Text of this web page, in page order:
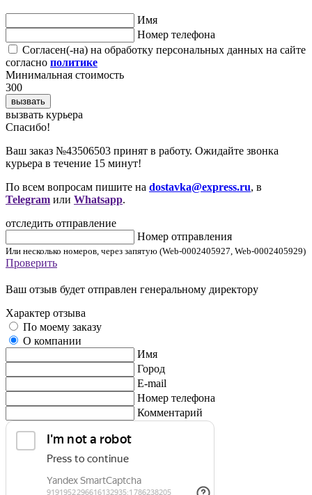
Имя
Номер телефона
Согласен(-на) на обработку персональных данных на сайте
согласно политике
Минимальная стоимость
300
вызвать
вызвать курьера
Cпасибо!
Ваш заказ №43506503 принят в работу. Ожидайте звонка
курьера в течение 15 минут!
По всем вопросам пишите на dostavka@express.ru, в
Telegram или Whatsapp.
отследить отправление
Номер отправления
Или несколько номеров, через запятую (Web-0002405927, Web-0002405929)
Проверить
Ваш отзыв будет отправлен генеральному директору
Характер отзыва
По моему заказу
О компании
Имя
Город
E-mail
Номер телефона
Комментарий